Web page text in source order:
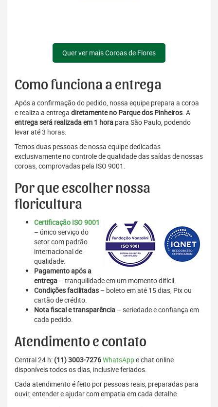
Quer ver mais Coroas de Flores
Como funciona a entrega
Após a confirmação do pedido, nossa equipe prepara a coroa
e realiza a entrega diretamente no Parque dos Pinheiros. A
entrega será realizada em 1 hora para São Paulo, podendo
levar até 3 horas.
Temos duas pessoas de nossa equipe dedicadas
exclusivamente no controle de qualidade das saídas de nossas
coroas, comprovadas pela ISO 9001.
Por que escolher nossa
floricultura
Certificação ISO 9001
– único serviço do
setor com padrão
internacional de
qualidade.
Pagamento após a
entrega – tranquilidade em um momento difícil.
Condições facilitadas – boleto em até 15 dias, Pix ou
cartão de crédito.
Nota fiscal e transparência – seriedade e confiança em
cada pedido.
Atendimento e contato
Central 24 h: (11) 3003-7276WhatsAppe chat online
disponíveis todos os dias, inclusive feriados.
Cada atendimento é feito por pessoas reais, preparadas para
ouvir, entender e ajudar com empatia em cada detalhe.